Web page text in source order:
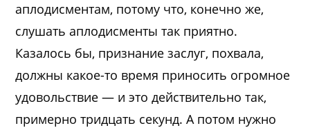
аплодисментам, потому что, конечно же,
слушать аплодисменты так приятно.
Казалось бы, признание заслуг, похвала,
должны какое-то время приносить огромное
удовольствие — и это действительно так,
примерно тридцать секунд. А потом нужно